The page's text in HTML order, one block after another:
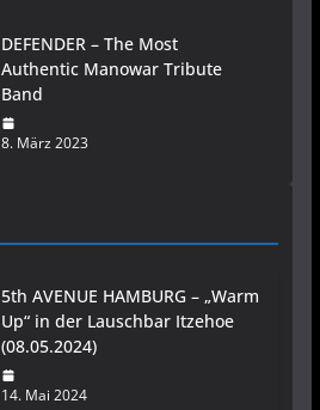
DEFENDER – The Most
Authentic Manowar Tribute
Band
8. März 2023
5th AVENUE HAMBURG – „Warm
Up“ in der Lauschbar Itzehoe
(08.05.2024)
14. Mai 2024